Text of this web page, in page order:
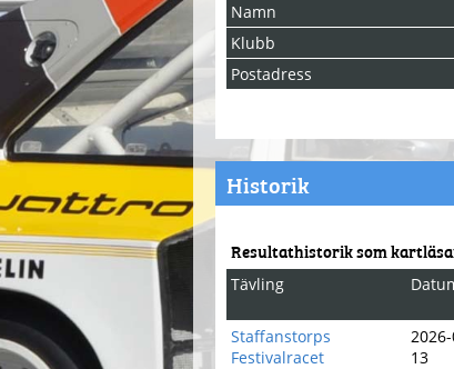
Namn
Klubb
Postadress
Historik
Resultathistorik som
Tävling
Staffanstorps
Festivalracet
13